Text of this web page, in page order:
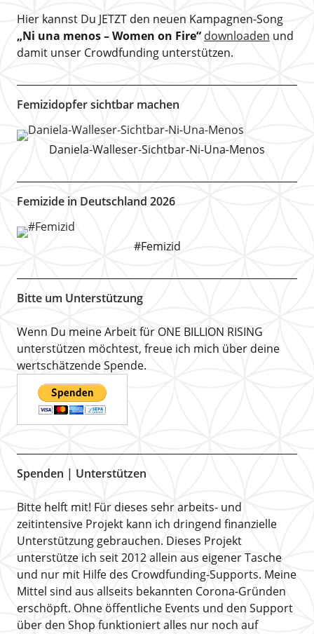
Hier kannst Du JETZT den neuen Kampagnen-Song
„Ni una menos – Women on Fire“ downloaden und
damit unser Crowdfunding unterstützen.
Femizidopfer sichtbar machen
Daniela-Walleser-Sichtbar-Ni-Una-Menos
Femizide in Deutschland 2026
#Femizid
Bitte um Unterstützung
Wenn Du meine Arbeit für ONE BILLION RISING
unterstützen möchtest, freue ich mich über deine
wertschätzende Spende.
Spenden | Unterstützen
Bitte helft mit! Für dieses sehr arbeits- und
zeitintensive Projekt kann ich dringend finanzielle
Unterstützung gebrauchen. Dieses Projekt
unterstütze ich seit 2012 allein aus eigener Tasche
und nur mit Hilfe des Crowdfunding-Supports. Meine
Mittel sind aus allseits bekannten Corona-Gründen
erschöpft. Ohne öffentliche Events und den Support
über den Shop funktioniert alles nur noch auf